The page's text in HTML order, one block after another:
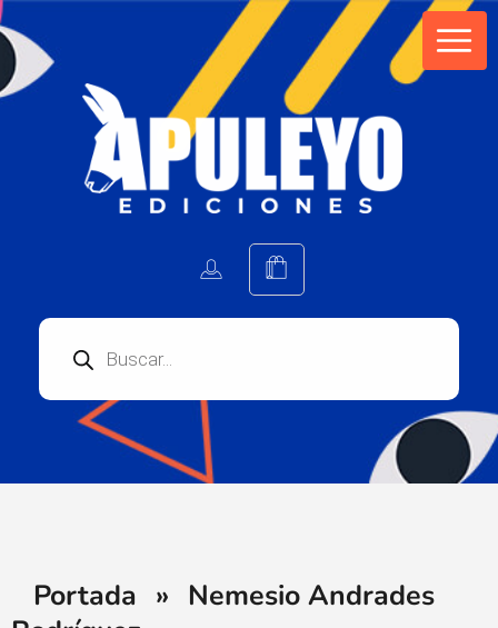
Portada » Nemesio Andrades